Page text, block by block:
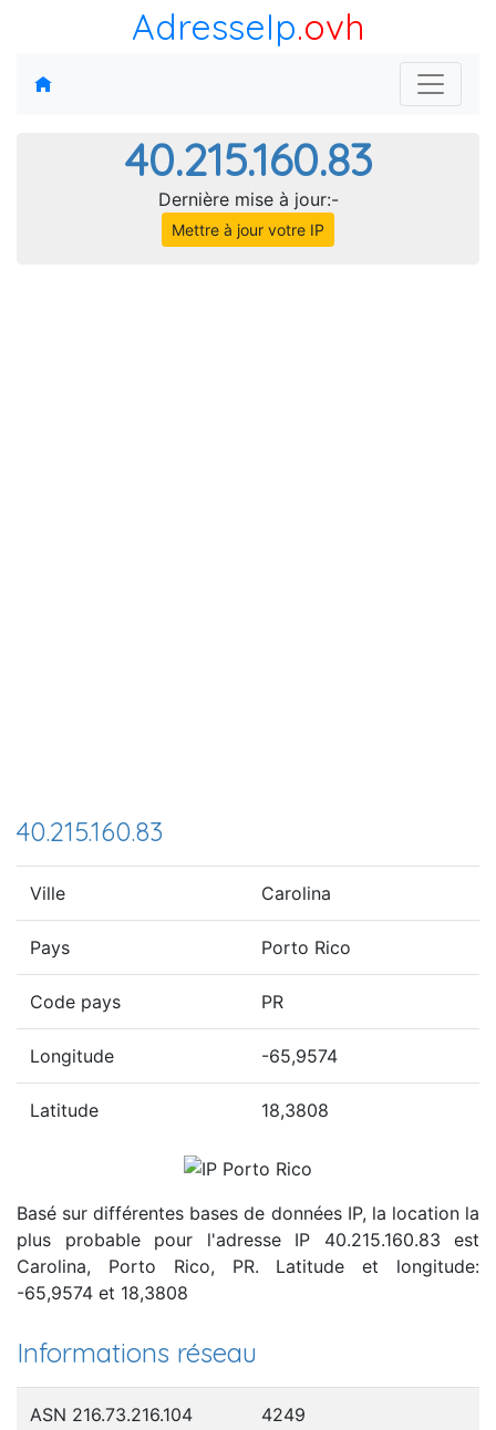
AdresseIp.ovh
40.215.160.83
Dernière mise à jour:-
Mettre à jour votre IP
40.215.160.83
Ville Carolina
Pays Porto Rico
Code pays PR
Longitude -65,9574
Latitude 18,3808
Basé sur différentes bases de données IP, la location la
plus probable pour l'adresse IP 40.215.160.83 est
Carolina, Porto Rico, PR. Latitude et longitude:
-65,9574 et 18,3808
Informations réseau
ASN 216.73.216.104 4249